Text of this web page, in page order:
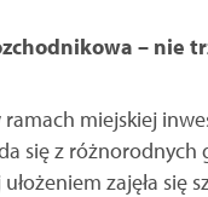
– nie
miejskiej
się z
zajęła się